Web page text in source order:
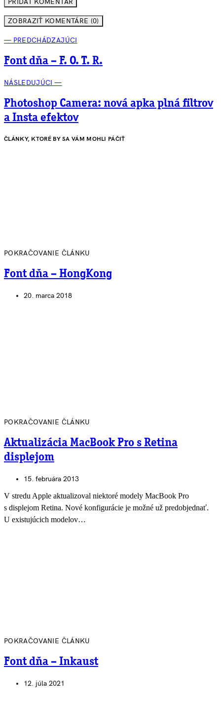
ZOBRAZIŤ KOMENTÁRE (0)
— PREDCHÁDZAJÚCI
Font dňa – F. O. T. R.
NÁSLEDUJÚCI —
Photoshop Camera: nová apka plná filtrov
a Insta efektov
ČLÁNKY, KTORÉ BY SA VÁM MOHLI PÁČIŤ
POKRAČOVANIE ČLÁNKU
Font dňa – HongKong
20. marca 2018
POKRAČOVANIE ČLÁNKU
Aktualizácia MacBook Pro s Retina
displejom
15. februára 2013
V stredu Apple aktualizoval niektoré modely MacBook Pro
s displejom Retina. Nové konfigurácie je možné už predobjednať.
U existujúcich modelov…
POKRAČOVANIE ČLÁNKU
Font dňa – Inkaust
12. júla 2021